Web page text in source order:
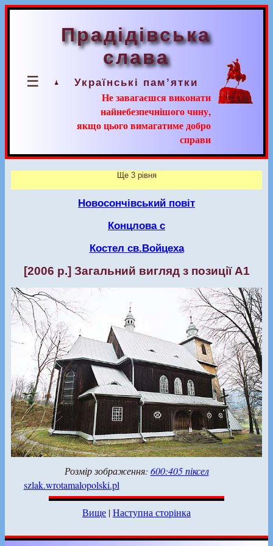
☰
Прадідівська
слава
Українські пам’ятки
Не завагаєшся виконати
найнебезпечнішого чину,
якщо цього вимагатиме добро
справи
Ще 3 рівня
Новосончівський повіт
Концлова с
Костел св.Войцеха
[2006 р.] Загальний вигляд з позиції А1
Розмір зображення: 600:405 піксел
szlak.wrotamalopolski.pl
Вище |Наступна сторінка